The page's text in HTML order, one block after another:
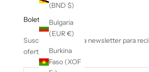
(BND $)
Bulgaria
(EUR €)
Burkina
Faso (XOF
Boletin informativo
Suscríbete a nuestra newsletter para
ofertas exclusivas.